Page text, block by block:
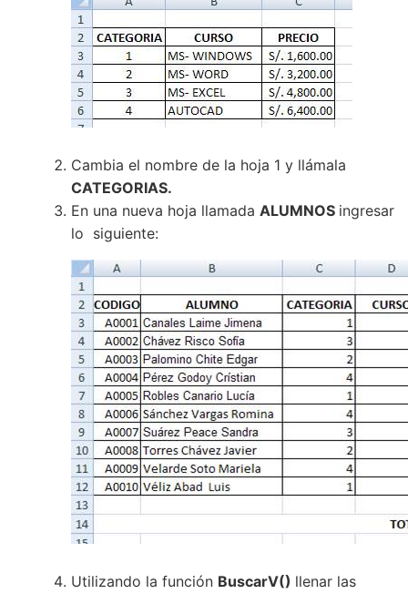
Cambia el nombre de la hoja 1 y llámala
CATEGORIAS.
En una nueva hoja llamada ALUMNOS ingresar
lo siguiente:
Utilizando la función BuscarV() llenar las